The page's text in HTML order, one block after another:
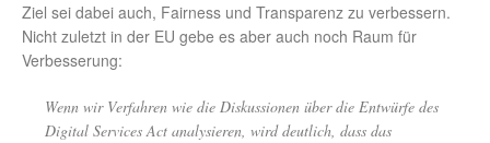
Ziel sei dabei auch, Fairness und Transparenz zu verbessern.
Nicht zuletzt in der EU gebe es aber auch noch Raum für
Verbesserung:
Wenn wir Verfahren wie die Diskussionen über die Entwürfe des
Digital Services Act analysieren, wird deutlich, dass das